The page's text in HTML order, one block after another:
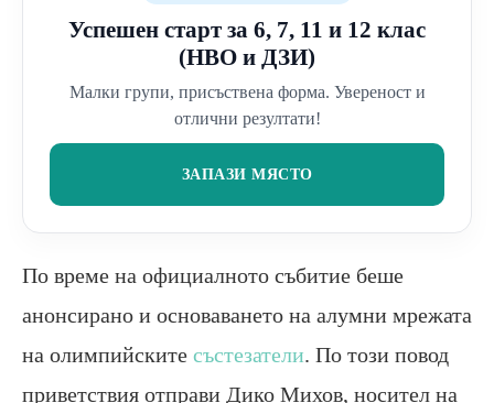
Успешен старт за 6, 7, 11 и 12 клас
(НВО и ДЗИ)
Малки групи, присъствена форма. Увереност и
отлични резултати!
ЗАПАЗИ МЯСТО
По време на официалното събитие беше
анонсирано и основаването на алумни мрежата
на олимпийските състезатели. По този повод
приветствия отправи Дико Михов, носител на